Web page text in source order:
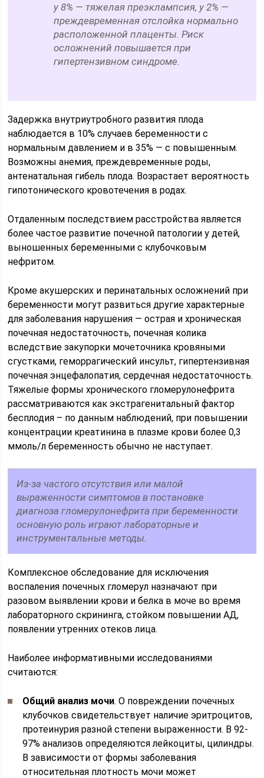
у 8% — тяжелая преэклампсия, у 2% —
преждевременная отслойка нормально
расположенной плаценты. Риск
осложнений повышается при
гипертензивном синдроме.
Задержка внутриутробного развития плода
наблюдается в 10% случаев беременности с
нормальным давлением и в 35% — с повышенным.
Возможны анемия, преждевременные роды,
антенатальная гибель плода. Возрастает вероятность
гипотонического кровотечения в родах.
Отдаленным последствием расстройства является
более частое развитие почечной патологии у детей,
выношенных беременными с клубочковым
нефритом.
Кроме акушерских и перинатальных осложнений при
беременности могут развиться другие характерные
для заболевания нарушения — острая и хроническая
почечная недостаточность, почечная колика
вследствие закупорки мочеточника кровяными
сгустками, геморрагический инсульт, гипертензивная
почечная энцефалопатия, сердечная недостаточность.
Тяжелые формы хронического гломерулонефрита
рассматриваются как экстрагенитальный фактор
бесплодия – по данным наблюдений, при повышении
концентрации креатинина в плазме крови более 0,3
ммоль/л беременность обычно не наступает.
Из-за частого отсутствия или малой
выраженности симптомов в постановке
диагноза гломерулонефрита при беременности
основную роль играют лабораторные и
инструментальные методы.
Комплексное обследование для исключения
воспаления почечных гломерул назначают при
разовом выявлении крови и белка в моче во время
лабораторного скрининга, стойком повышении АД,
появлении утренних отеков лица.
Наиболее информативными исследованиями
считаются:
Общий анализ мочи. О повреждении почечных
клубочков свидетельствует наличие эритроцитов,
протеинурия разной степени выраженности. В 92-
97% анализов определяются лейкоциты, цилиндры.
В зависимости от формы заболевания
относительная плотность мочи может